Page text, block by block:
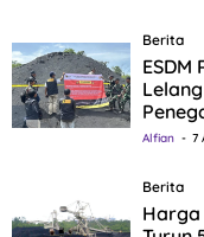
Berita
ESDM
Alfian 7
Berita
Harga